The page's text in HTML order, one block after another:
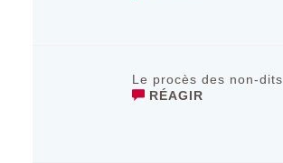
Le procès des non-dits
RÉAGIR